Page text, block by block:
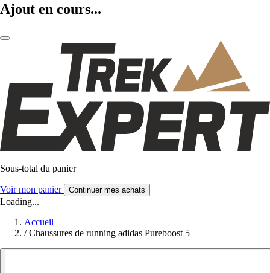
Ajout en cours...
Sous-total du panier
Voir mon panier Continuer mes achats
Loading...
Accueil
/ Chaussures de running adidas Pureboost 5